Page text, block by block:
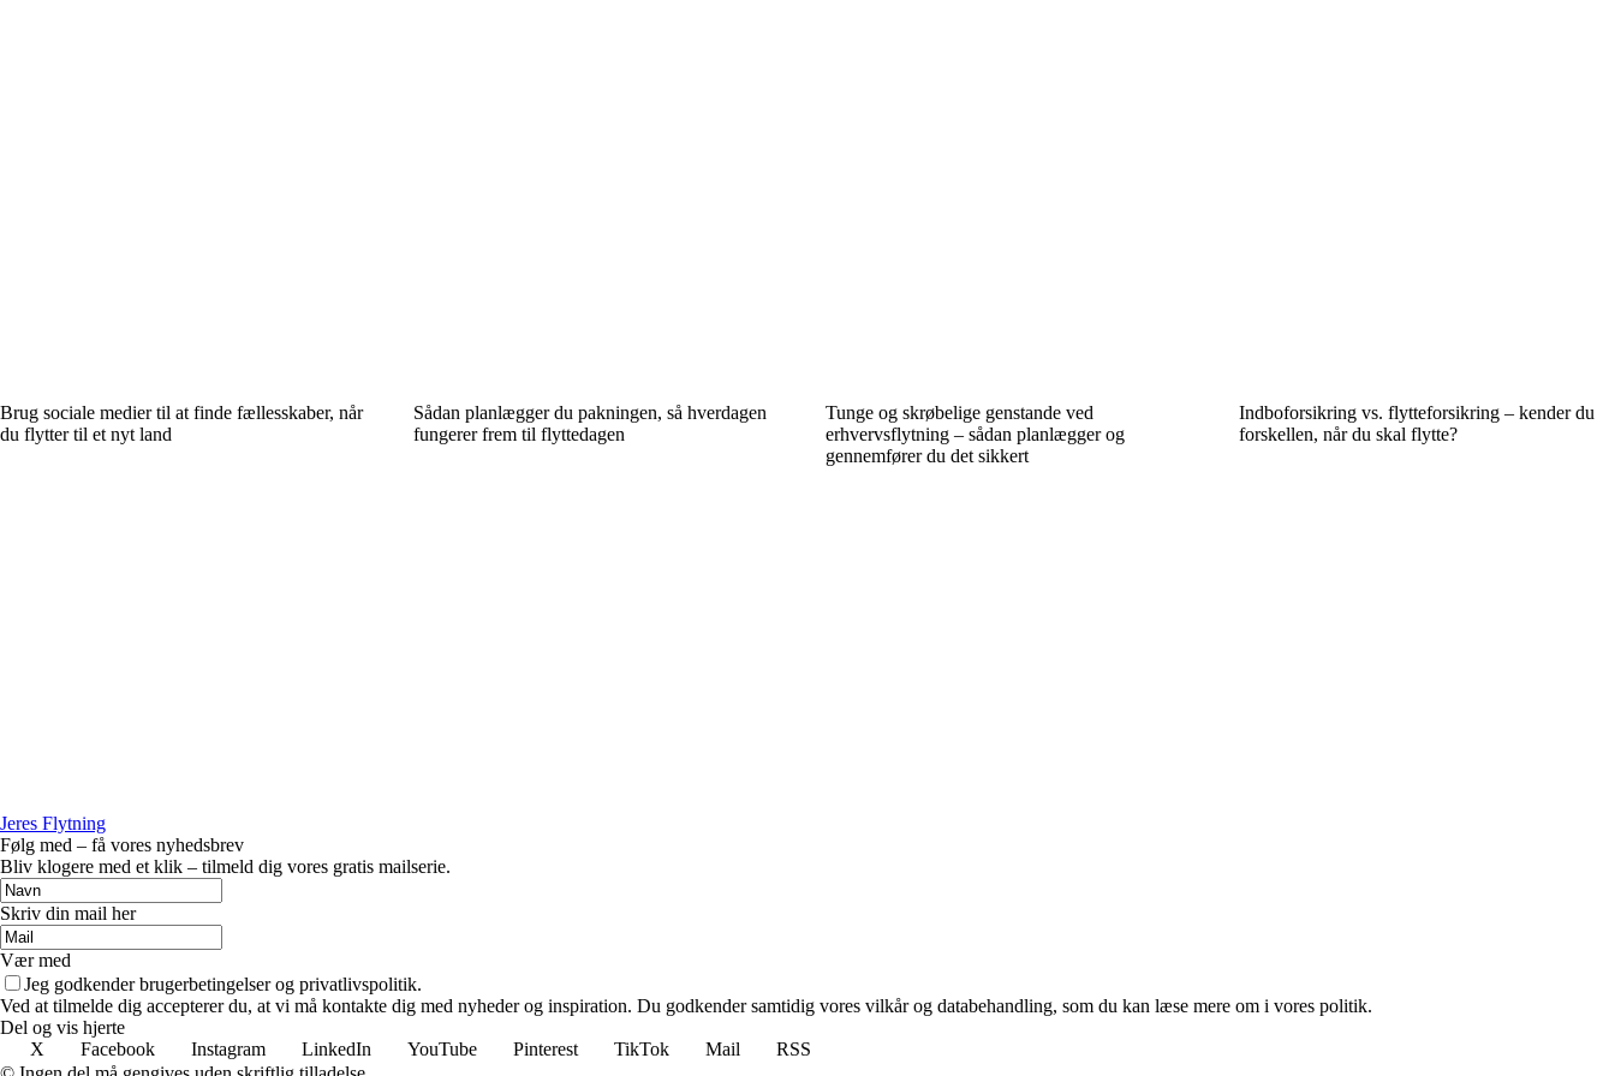
Brug sociale medier til at finde fællesskaber, når
du flytter til et nyt land
Sådan planlægger du pakningen, så hverdagen
fungerer frem til flyttedagen
Tunge og skrøbelige genstande ved
erhvervsflytning – sådan planlægger og
gennemfører du det sikkert
Indboforsikring vs. flytteforsikring – kender du
forskellen, når du skal flytte?
Jeres Flytning
Følg med – få vores nyhedsbrev
Bliv klogere med et klik – tilmeld dig vores gratis mailserie.
Skriv din mail her
Vær med
Jeg godkender brugerbetingelser og privatlivspolitik.
Ved at tilmelde dig accepterer du, at vi må kontakte dig med nyheder og inspiration. Du godkender samtidig vores vilkår og databehandling, som du kan læse mere om i vores politik.
Del og vis hjerte
X
Facebook Instagram LinkedIn YouTube Pinterest TikTok Mail
RSS